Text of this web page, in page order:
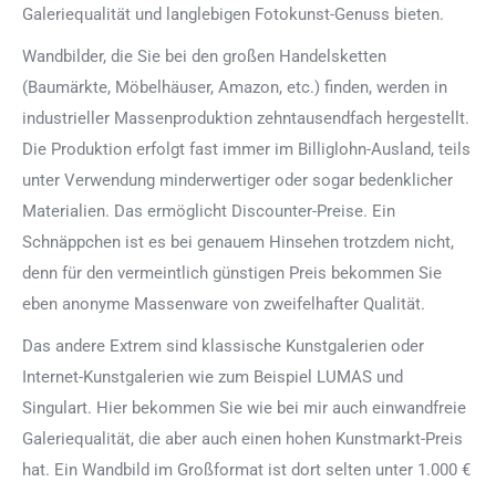
Galeriequalität und langlebigen Fotokunst-Genuss bieten.
Wandbilder, die Sie bei den großen Handelsketten
(Baumärkte, Möbelhäuser, Amazon, etc.) finden, werden in
industrieller Massenproduktion zehntausendfach hergestellt.
Die Produktion erfolgt fast immer im Billiglohn-Ausland, teils
unter Verwendung minderwertiger oder sogar bedenklicher
Materialien. Das ermöglicht Discounter-Preise. Ein
Schnäppchen ist es bei genauem Hinsehen trotzdem nicht,
denn für den vermeintlich günstigen Preis bekommen Sie
eben anonyme Massenware von zweifelhafter Qualität.
Das andere Extrem sind klassische Kunstgalerien oder
Internet-Kunstgalerien wie zum Beispiel LUMAS und
Singulart. Hier bekommen Sie wie bei mir auch einwandfreie
Galeriequalität, die aber auch einen hohen Kunstmarkt-Preis
hat. Ein Wandbild im Großformat ist dort selten unter 1.000 €